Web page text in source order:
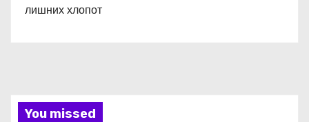
лишних хлопот
You missed